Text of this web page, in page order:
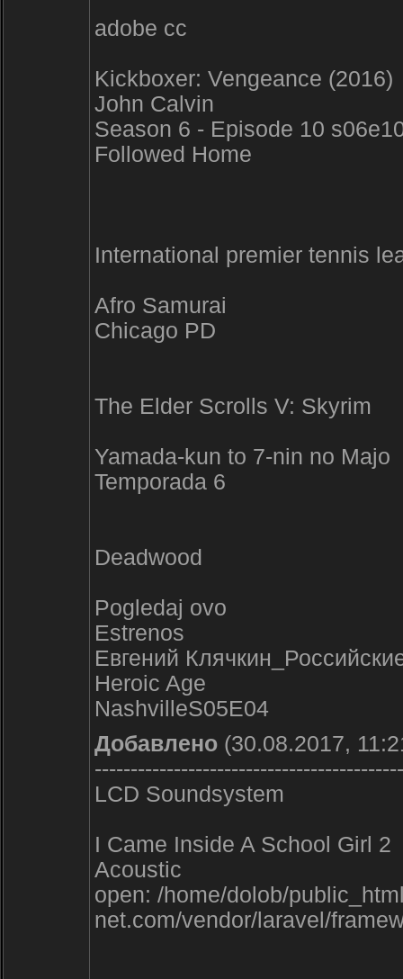
adobe cc
Kickboxer: Vengeance (2016)
John Calvin
Season 6 - Episode 10
Followed Home
International premier tennis
Afro Samurai
Chicago PD
The Elder Scrolls V: Skyrim
Yamada-kun to 7-nin no Majo
Temporada 6
Deadwood
Pogledaj ovo
Estrenos
Евгений
Heroic Age
NashvilleS05E04
Добавлено (30.08.2017,
LCD Soundsystem
I Came Inside A School Girl 2
Acoustic
open: /home/dolob/
net.com/vendor/laravel/